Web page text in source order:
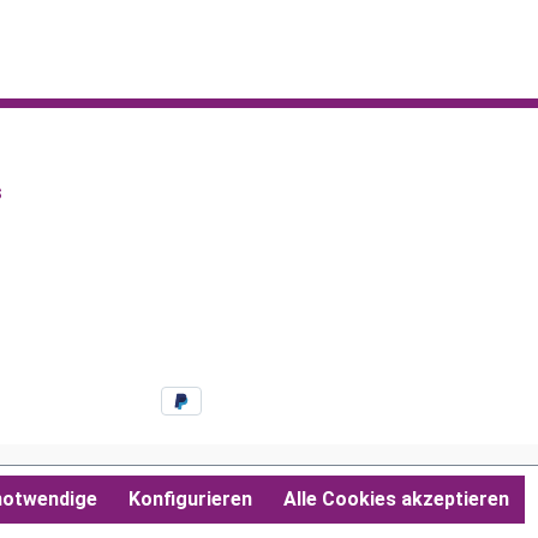
wenn nicht anders angegeben.
Konfigurieren Alle Cookies akzeptieren